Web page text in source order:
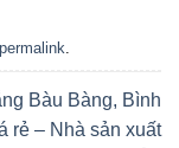
permalink.
Bàu Bàng, Bình
rẻ – Nhà sản xuất